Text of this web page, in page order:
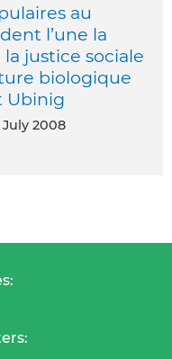
au
l’une la
justice sociale
biologique
Ubinig
July 2008